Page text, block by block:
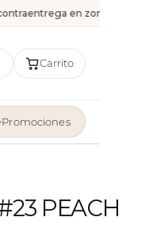
en zonas
Carrito
Promociones
PEACH